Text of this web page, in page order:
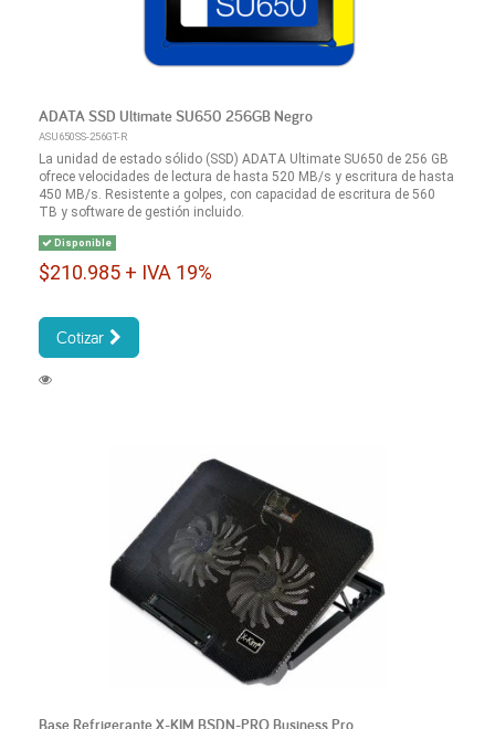
ADATA SSD Ultimate SU650 256GB Negro
ASU650SS-256GT-R
La unidad de estado sólido (SSD) ADATA Ultimate SU650 de 256 GB
ofrece velocidades de lectura de hasta 520 MB/s y escritura de hasta
450 MB/s. Resistente a golpes, con capacidad de escritura de 560
TB y software de gestión incluido.
Disponible
$210.985 + IVA 19%
Cotizar
Base Refrigerante X-KIM BSDN-PRO Business Pro